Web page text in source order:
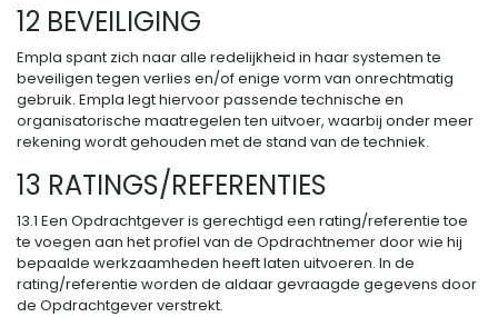
12 BEVEILIGING
Empla spant zich naar alle redelijkheid in haar systemen te
beveiligen tegen verlies en/of enige vorm van onrechtmatig
gebruik. Empla legt hiervoor passende technische en
organisatorische maatregelen ten uitvoer, waarbij onder meer
rekening wordt gehouden met de stand van de techniek.
13 RATINGS/REFERENTIES
13.1 Een Opdrachtgever is gerechtigd een rating/referentie toe
te voegen aan het profiel van de Opdrachtnemer door wie hij
bepaalde werkzaamheden heeft laten uitvoeren. In de
rating/referentie worden de aldaar gevraagde gegevens door
de Opdrachtgever verstrekt.